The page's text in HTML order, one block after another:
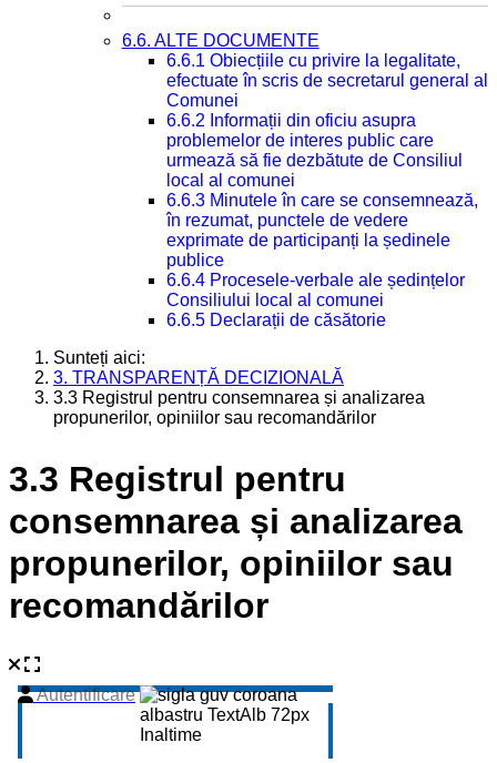
6.6. ALTE DOCUMENTE
6.6.1 Obiecțiile cu privire la legalitate,
efectuate în scris de secretarul general al
Comunei
6.6.2 Informații din oficiu asupra
problemelor de interes public care
urmează să fie dezbătute de Consiliul
local al comunei
6.6.3 Minutele în care se consemnează,
în rezumat, punctele de vedere
exprimate de participanți la ședinele
publice
6.6.4 Procesele-verbale ale ședințelor
Consiliului local al comunei
6.6.5 Declarații de căsătorie
Sunteți aici:
3. TRANSPARENȚĂ DECIZIONALĂ
3.3 Registrul pentru consemnarea și analizarea
propunerilor, opiniilor sau recomandărilor
3.3 Registrul pentru
consemnarea și analizarea
propunerilor, opiniilor sau
recomandărilor